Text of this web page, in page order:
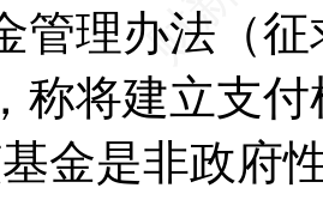
管理办法（
称将建立支
金是非政府